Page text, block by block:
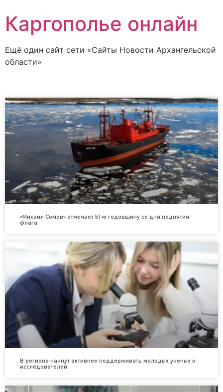
Каргополье онлайн
Ещё один сайт сети «Сайты Новости Архангельской
области»
«Михаил Сомов» отмечает 51-ю годовщину со дня поднятия
флага
В регионе начнут активнее поддерживать молодых ученых и
исследователей